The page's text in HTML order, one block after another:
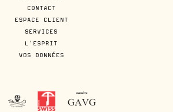
CONTACT
ESPACE CLIENT
SERVICES
L'ESPRIT
VOS DONNÉES